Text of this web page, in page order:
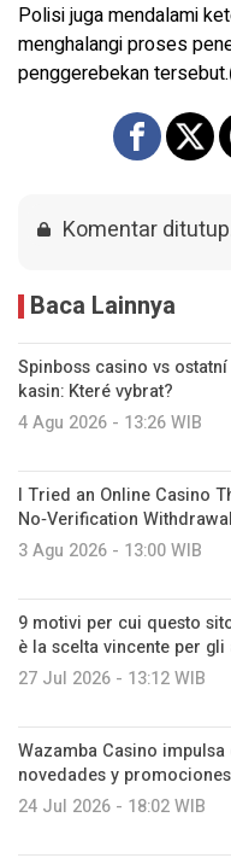
Polisi juga mendalami
menghalangi proses
penggerebekan tersebut.
Komentar
Baca Lainnya
Spinboss casino vs
kasin: Které vybrat?
4 Agu 2026 - 13:26 WIB
I Tried an Online Casino
No‑Verification
3 Agu 2026 - 13:00 WIB
9 motivi per cui questo
è la scelta vincente per gli
27 Jul 2026 - 13:12 WIB
Wazamba Casino
novedades y
24 Jul 2026 - 18:02 WIB